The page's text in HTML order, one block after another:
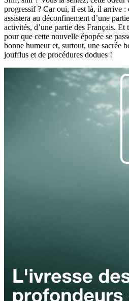
progressif ? Car oui, il est là, il arrive :
assistera au déconfinement d’une
activités, d’une partie des Français. Et
pour que cette nouvelle épopée se
bonne humeur et, surtout, une sacrée
joufflus et de procédures dodues !